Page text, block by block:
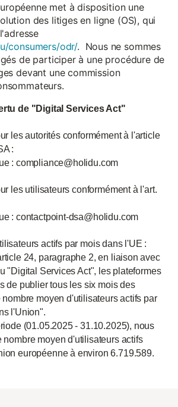
met à disposition une
des litiges en ligne (OS), qui
consumers/odr/. Nous ne sommes
de participer à une procédure de
devant une commission
de "Digital Services Act"
les autorités conformément à l'article
:
: compliance@holidu.com
les utilisateurs conformément à l'art.
: contactpoint-dsa@holidu.com
actifs par mois dans l'UE :
24, paragraphe 2, en liaison avec
"Digital Services Act", les plateformes
de publier tous les six mois des
moyen d'utilisateurs actifs par
l'Union".
(01.05.2025 - 31.10.2025), nous
nombre moyen d'utilisateurs actifs
européenne à environ 6.719.589.